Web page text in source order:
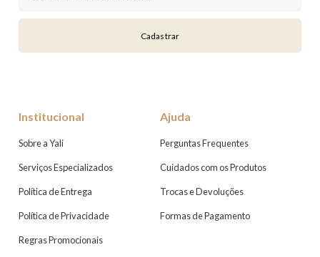
Cadastrar
Institucional
Sobre a Yali
Serviços Especializados
Política de Entrega
Política de Privacidade
Regras Promocionais
Ajuda
Perguntas Frequentes
Cuidados com os Produtos
Trocas e Devoluções
Formas de Pagamento